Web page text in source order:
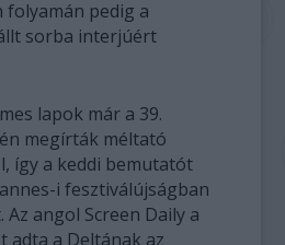
folyamán pedig a
sorba interjúért
lapok már a 39.
megírták méltató
így a keddi bemutatót
i fesztiválújságban
angol Screen Daily a
adta a Deltának az